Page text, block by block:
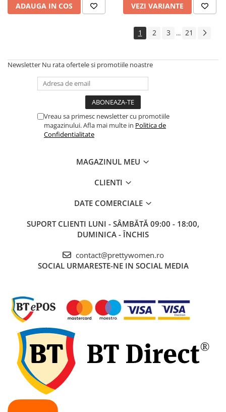
ADAUGA IN COS VEZI VARIANTE
1 2 3 ... 21
Newsletter Nu rata ofertele si promotiile noastre
Vreau sa primesc newsletter cu promotiile
magazinului. Afla mai multe in Politica de
Confidentialitate
MAGAZINUL MEU
CLIENTI
DATE COMERCIALE
SUPORT CLIENTI LUNI - SÂMBĂTĂ 09:00 - 18:00,
DUMINICA - ÎNCHIS
contact@prettywomen.ro
SOCIAL URMARESTE-NE IN SOCIAL MEDIA